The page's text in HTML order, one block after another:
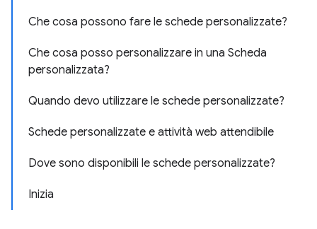
Che cosa possono fare le schede personalizzate?
Che cosa posso personalizzare in una Scheda
personalizzata?
Quando devo utilizzare le schede personalizzate?
Schede personalizzate e attività web attendibile
Dove sono disponibili le schede personalizzate?
Inizia